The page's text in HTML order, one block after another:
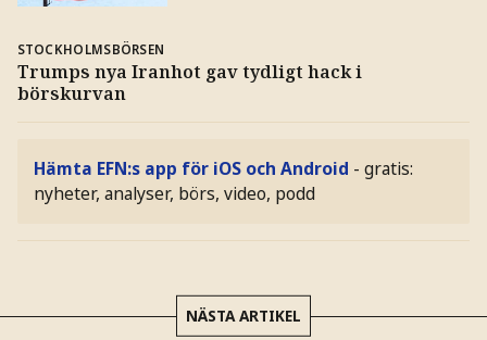
STOCKHOLMSBÖRSEN
Trumps nya Iranhot gav tydligt hack i
börskurvan
Hämta EFN:s app för iOS och Android - gratis:
nyheter, analyser, börs, video, podd
NÄSTA ARTIKEL